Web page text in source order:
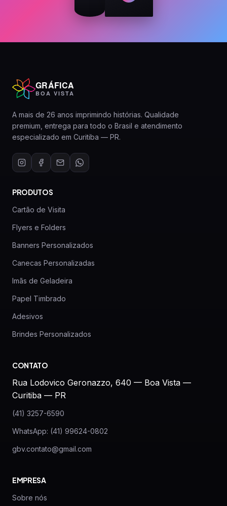
GRÁFICA
BOA VISTA
A mais de 26 anos imprimindo histórias. Qualidade
premium, entrega para todo o Brasil e atendimento
especializado em Curitiba — PR.
PRODUTOS
Cartão de Visita
Flyers e Folders
Banners Personalizados
Canecas Personalizadas
Imãs de Geladeira
Papel Timbrado
Adesivos
Brindes Personalizados
CONTATO
Rua Lodovico Geronazzo, 640 — Boa Vista —
Curitiba — PR
(41) 3257-6590
WhatsApp: (41) 99624-0802
gbv.contato@gmail.com
EMPRESA
Sobre nós